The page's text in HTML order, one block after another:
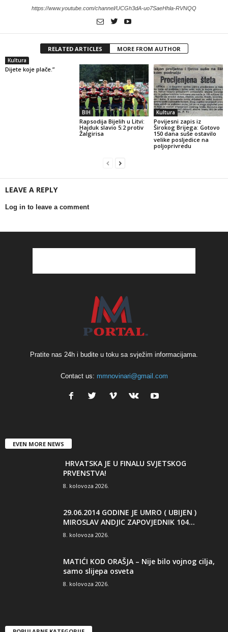
https://www.youtube.com/channel/UCGh3dA-uo7SaeHhla-RVNQQ
RELATED ARTICLES MORE FROM AUTHOR
Kultura
Dijete koje plače.”
BIH
Rapsodija Bijelih u Litvi:
Hajduk slavio 5:2 protiv
Žalgirisa
Kultura
Povijesni zapis iz
Širokog Brijega: Gotovo
150 dana suše ostavilo
velike posljedice na
poljoprivredu
LEAVE A REPLY
Log in to leave a comment
Pratite nas 24h i budite u toku sa svježim informacijama.
Contact us: mmnovinari@gmail.com
EVEN MORE NEWS
HRVATSKA JE U FINALU SVJETSKOG
PRVENSTVA!
8. kolovoza 2026.
29.06.2014 GODINE JE UMRO ( UBIJEN )
MIROSLAV ANDJIC ZAPOVJEDNIK 104...
8. kolovoza 2026.
MATIĆI KOD ORAŠJA – Nije bilo vojnog cilja,
samo slijepa osveta
8. kolovoza 2026.